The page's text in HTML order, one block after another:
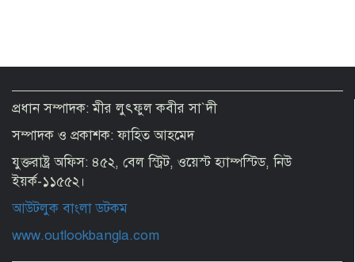
প্রধান সম্পাদক: মীর লুৎফুল কবীর সা`দী
সম্পাদক ও প্রকাশক: ফাহিত আহমেদ
যুক্তরাষ্ট্র অফিস: ৪৫২, বেল স্ট্রিট, ওয়েস্ট হ্যাম্পস্টিড, নিউ
ইয়র্ক-১১৫৫২।
আউটলুক বাংলা ডটকম
www.outlookbangla.com